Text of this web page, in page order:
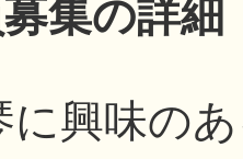
集の詳細
に興味の